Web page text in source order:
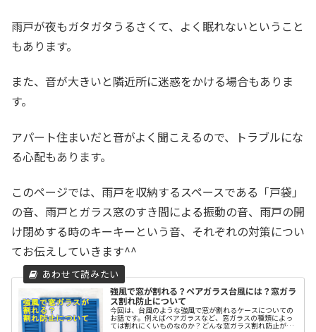
雨戸が夜もガタガタうるさくて、よく眠れないということ
もあります。
また、音が大きいと隣近所に迷惑をかける場合もありま
す。
アパート住まいだと音がよく聞こえるので、トラブルにな
る心配もあります。
このページでは、雨戸を収納するスペースである「戸袋」
の音、雨戸とガラス窓のすき間による振動の音、雨戸の開
け閉めする時のキーキーという音、それぞれの対策につい
てお伝えしていきます^^
強風で窓が割れる？ペアガラス台風には？窓ガラ
ス割れ防止について
今回は、台風のような強風で窓が割れるケースについての
お話です。例えばペアガラスなど、窓ガラスの種類によっ
ては割れにくいものなのか？どんな窓ガラス割れ防止が最